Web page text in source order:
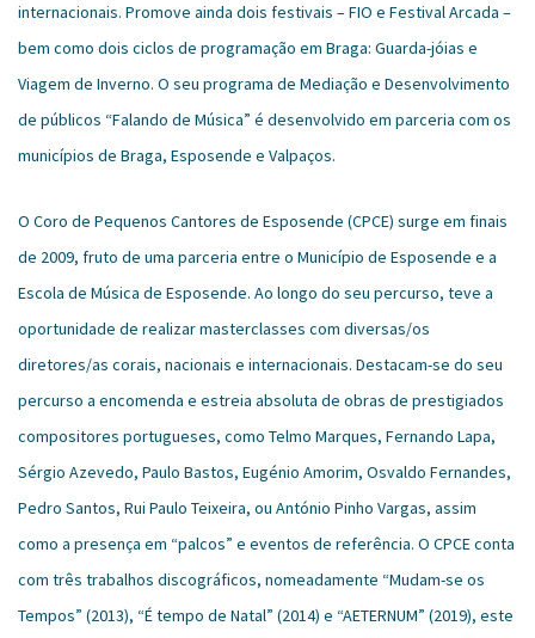
internacionais. Promove ainda dois festivais – FIO e Festival Arcada –
bem como dois ciclos de programação em Braga: Guarda-jóias e
Viagem de Inverno. O seu programa de Mediação e Desenvolvimento
de públicos “Falando de Música” é desenvolvido em parceria com os
municípios de Braga, Esposende e Valpaços.
O Coro de Pequenos Cantores de Esposende (CPCE) surge em finais
de 2009, fruto de uma parceria entre o Município de Esposende e a
Escola de Música de Esposende. Ao longo do seu percurso, teve a
oportunidade de realizar masterclasses com diversas/os
diretores/as corais, nacionais e internacionais. Destacam-se do seu
percurso a encomenda e estreia absoluta de obras de prestigiados
compositores portugueses, como Telmo Marques, Fernando Lapa,
Sérgio Azevedo, Paulo Bastos, Eugénio Amorim, Osvaldo Fernandes,
Pedro Santos, Rui Paulo Teixeira, ou António Pinho Vargas, assim
como a presença em “palcos” e eventos de referência. O CPCE conta
com três trabalhos discográficos, nomeadamente “Mudam-se os
Tempos” (2013), “É tempo de Natal” (2014) e “AETERNUM” (2019), este